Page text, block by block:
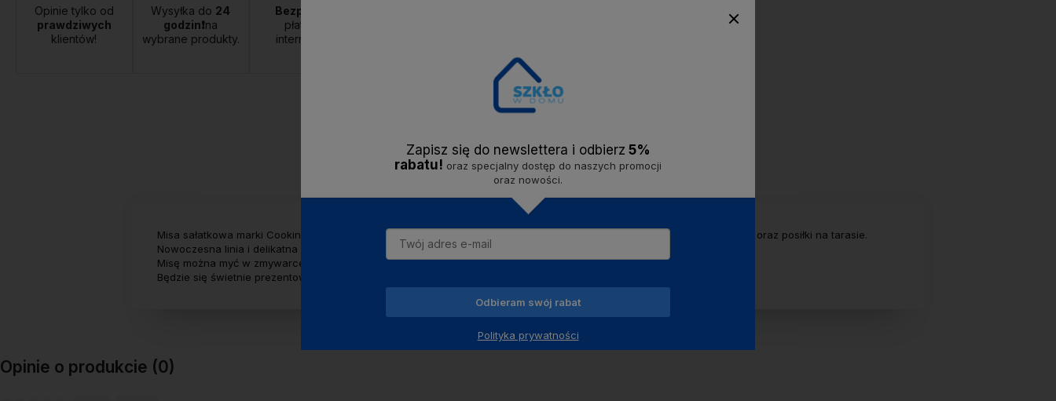
Opinie tylko od
prawdziwych
klientów!
Wysyłka do 24
godzin❗na
wybrane produkty.
Bezpieczne
płatności
internetowe.
Misa sałatkowa marki Cookini by MONDEX. Wykonana z porcelany z bambusową przykrywką. Idealnie nada się na pikniki oraz posiłki na tarasie.
Nowoczesna linia i delikatna kolorystyka pozwolą wpasować ją w każde wnętrze.
Misę można myć w zmywarce.
Będzie się świetnie prezentować z pozostałymi rzeczami z serii MODERN LIFE.
Opinie o produkcie (0)
Zapisz się do newslettera i odbierz 5%
rabatu! oraz specjalny dostęp do naszych promocji
oraz nowości.
Odbieram swój rabat
Polityka prywatności